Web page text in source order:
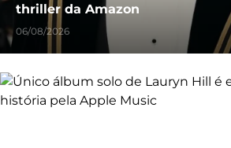
thriller da Amazon
06/08/2026